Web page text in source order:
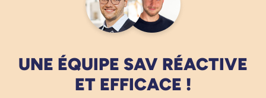
UNE ÉQUIPE SAV RÉACTIVE
ET EFFICACE !